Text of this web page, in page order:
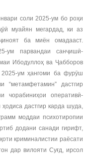
соли 2025-ум бо роҳи
муайян мегардад, ки аз
ба миён омадааст.
ум парвандаи санҷишӣ-
Ибодуллоҳ ва Ҷабборов
ум ҳангоми ба фурӯш
“метамфетамин” дастгир
чорабиниҳои оперативӣ-
дастгир карда шуда,
моддаи психотиропии
додани санади гирифт,
криминалистии раёсати
дар вилояти Суғд, ирсол